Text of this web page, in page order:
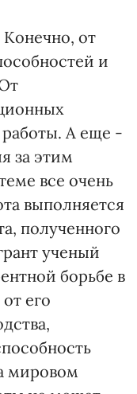
от
и
работы. А еще -
за этим
все очень
выполняется
полученного
ученый
борьбе в
его
мировом